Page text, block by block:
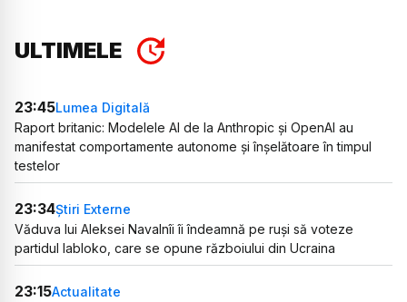
ULTIMELE
23:45Lumea Digitală
Raport britanic: Modelele AI de la Anthropic și OpenAI au
manifestat comportamente autonome și înșelătoare în timpul
testelor
23:34Știri Externe
Văduva lui Aleksei Navalnîi îi îndeamnă pe ruși să voteze
partidul Iabloko, care se opune războiului din Ucraina
23:15Actualitate